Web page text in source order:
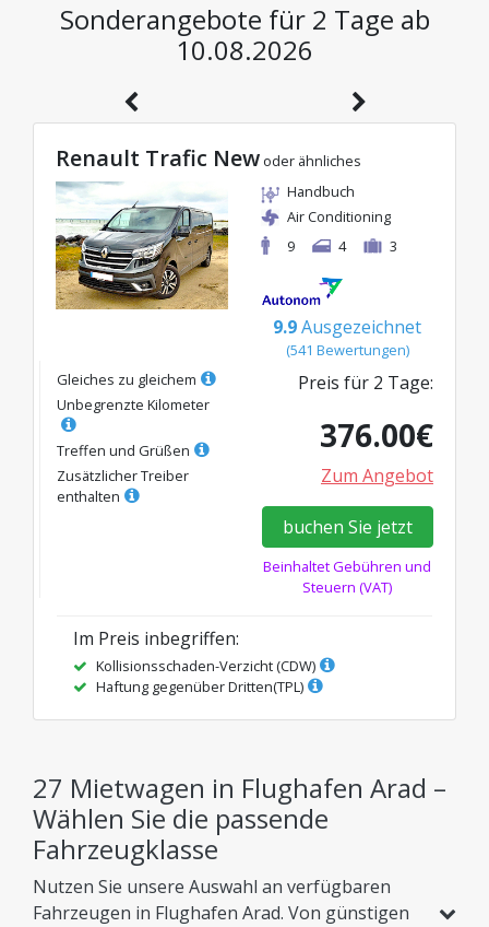
Wir haben speziell für Sie Fahrzeuge mit echten
Rabatten ausgewählt, damit Sie eine
Budget genießen können.
Sonderangebote für 2 Tage ab
10.08.2026
Renault Trafic New oder ähnliches
Handbuch
Air Conditioning
9
4 3
9.9Ausgezeichnet
(541 Bewertungen)
Gleiches zu gleichem
Unbegrenzte Kilometer
Treffen und Grüßen
Zusätzlicher Treiber
enthalten
Preis für 2 Tage:
376.00€
Zum Angebot
buchen Sie jetzt
Beinhaltet Gebühren und
Steuern (VAT)
Im Preis inbegriffen:
Kollisionsschaden-Verzicht (CDW)
Haftung gegenüber Dritten(TPL)
27 Mietwagen in Flughafen Arad –
Wählen Sie die passende
Fahrzeugklasse
Nutzen Sie unsere Auswahl an verfügbaren
Fahrzeugen in Flughafen Arad. Von günstigen